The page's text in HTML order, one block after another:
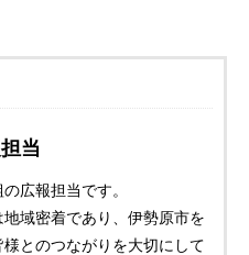
当
広報担当です。
域密着であり、伊勢原市を
とのつながりを大切にして